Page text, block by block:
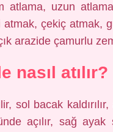
atlama, uzun
atmak, çekiç atmak,
arazide çamurlu
nasıl atılır?
sol bacak
açılır, sağ